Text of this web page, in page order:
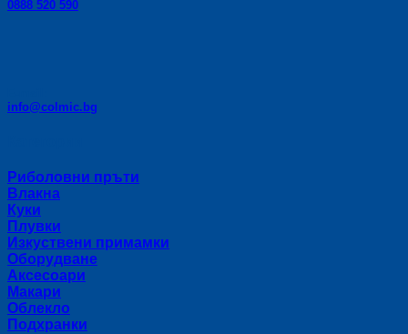
0888 520 590
info@colmic.bg
Риболовни пръти
Влакна
Куки
Плувки
Изкуствени примамки
Оборудване
Аксесоари
Макари
Облекло
Подхранки